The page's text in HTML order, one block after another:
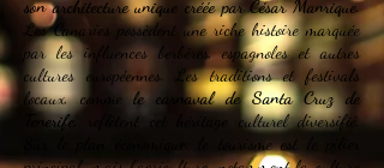
son architecture unique créée par César Manrique.
Les Canaries possèdent une riche histoire marquée
par les influences berbères, espagnoles et autres
cultures européennes. Les traditions et festivals
locaux, commele carnaval de Santa Cruz de
Tenerife, reflètent cet héritage culturel diversifié.
Sur le plan économique, le tourisme est le pilier